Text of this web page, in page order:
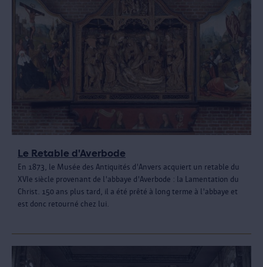
Le Retable d'Averbode
En 1873, le Musée des Antiquités d'Anvers acquiert un retable du
XVIe siècle provenant de l'abbaye d'Averbode : la Lamentation du
Christ. 150 ans plus tard, il a été prêté à long terme à l'abbaye et
est donc retourné chez lui.